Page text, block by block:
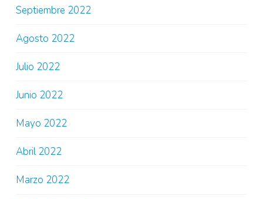
Septiembre 2022
Agosto 2022
Julio 2022
Junio 2022
Mayo 2022
Abril 2022
Marzo 2022